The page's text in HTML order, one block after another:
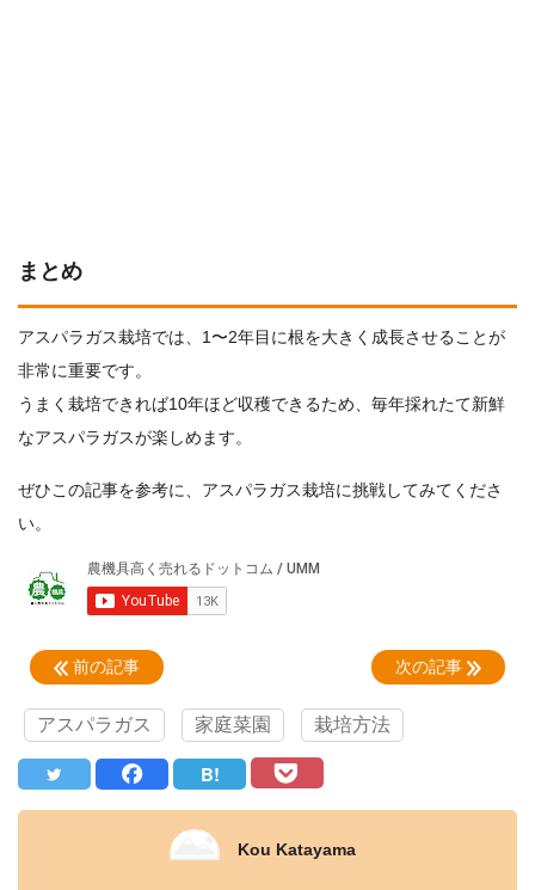
まとめ
アスパラガス栽培では、1〜2年目に根を大きく成長させることが
非常に重要です。
うまく栽培できれば10年ほど収穫できるため、毎年採れたて新鮮
なアスパラガスが楽しめます。
ぜひこの記事を参考に、アスパラガス栽培に挑戦してみてくださ
い。
前の記事 次の記事
アスパラガス 家庭菜園 栽培方法
B!
Kou Katayama